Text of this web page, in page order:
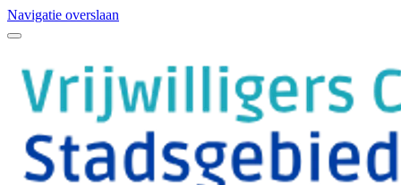
Navigatie overslaan